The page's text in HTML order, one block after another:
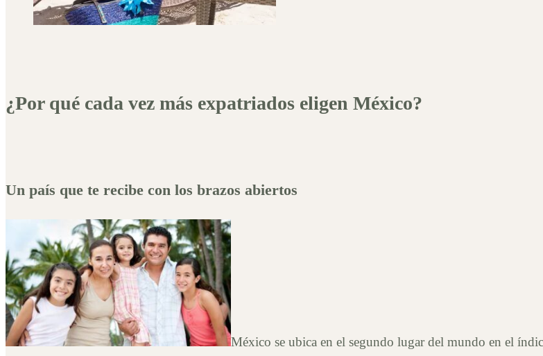
¿Por qué cada vez más expatriados eligen México?
Un país que te recibe con los brazos abiertos
México se ubica en el segundo lugar del mundo en el